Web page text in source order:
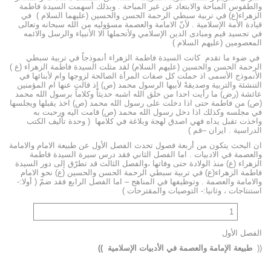
والطقوس المباحة والابتعاد عن غير المباحة . وبذلك أسهمت السيدة فاطمة
الزهراء(ع) في تربية سبطي الرحمة الحسن والحسين (عليهما السلام ) في
قيادة الأمة الإسلامية . لأنّ الامامة والعصمة مسؤوليه من الله سبحانه وتعالى
في تجسيد قيم ومبادى الدين الإسلامي ولأتحملها الا الأنبياء والرسل والائمه
المعصومين (عليهم السلام )
في ضوء ما تقدم كانت السيدة فاطمة الزهراء أنموذجاً في تربية سبطي
الرحمة الحسن والحسين (عليهم السلام) لقد مثلت السيدة فاطمة الزهراء (ع )
الأنموذج الأسمى اذ حملت كل صفات المرأة الصالحة لزوجها وام لأبنائها في
التنشئة والتربية وصديقةً لأبيها الرسول محمد (ص) إذ قالت عنها ام المؤمنين
عائشة (رض) ما رأيت احدا من خلق الله اشبه حديثاً وكلاماً برسول الله محمد
(ص) من فاطمة حتى اذا دخلت على رسول الله محمد (ص) اخذ يقبلها ويجلسها
في مجلسه وكذلك اذا دخل رسول الله محمد (ص) قامت اليه ورحبت به
واخذت تقبل يداه فهي اصدق لهجة وبلاغة في كلامها ( وحدة تأليف الكتب
الدراسية . ايران –قم )
ان البحث يتكون من أربعة فصول تحدث الفصل الأول عن طبيعة الامام والامامة
والعصمة في الادبيات . اما الفصل الثاني فقد درس سيرة السيدة فاطمة
الزهراء (ع) منذ الولادة حتى وفاتها ،والفصل الثالث قد تطرّق إلى دور السيدة
فاطمة الزهراء(ع) في تربية سبطي الرحمة الحسن والحسين (ع) نحو الامام
والامامة والعصمة . وتوظيفها في المناهج – اما الفصل الرابع فقد ضمّ ( أولا:-
استنتاجات ، وثانيا:- التوصيات والمقترحات )
1
الفصل الأول
(( طبيعة الإمامة والعصمة في الأدبيات الإسلامية ))